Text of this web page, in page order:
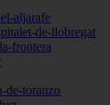
aljarafe
de-llobregat
frontera
de-toranzo